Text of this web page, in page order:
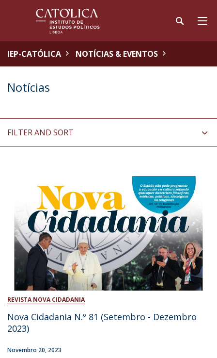
IEP-CATÓLICA NOTÍCIAS & EVENTOS
Notícias
FILTER AND SORT
REVISTA NOVA CIDADANIA
Nova Cidadania N.º 81 (Setembro - Dezembro
2023)
Novembro 20, 2023